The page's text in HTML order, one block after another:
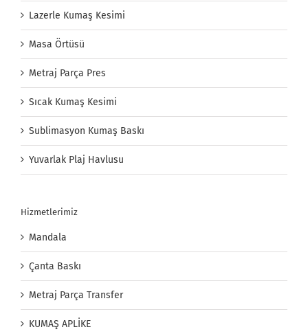
Lazerle Kumaş Kesimi
Masa Örtüsü
Metraj Parça Pres
Sıcak Kumaş Kesimi
Sublimasyon Kumaş Baskı
Yuvarlak Plaj Havlusu
Hizmetlerimiz
Mandala
Çanta Baskı
Metraj Parça Transfer
KUMAŞ APLİKE